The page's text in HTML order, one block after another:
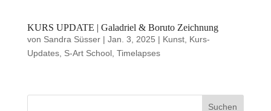
KURS UPDATE | Galadriel & Boruto Zeichnung
von Sandra Süsser| Jan. 3, 2025 | Kunst, Kurs-
Updates, S-Art School, Timelapses